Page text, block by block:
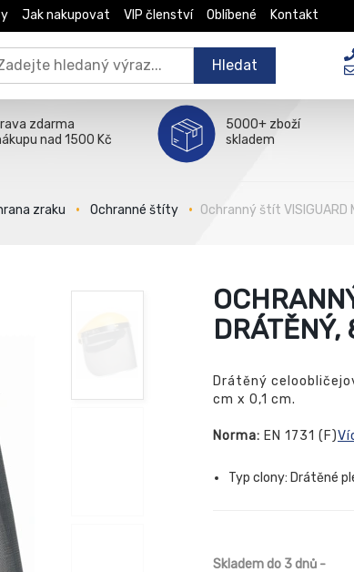
Jak nakupovat VIP členství Oblíbené Kontakt
Hledat
zdarma
nad 1500 Kč
5000+ zboží
skladem
zraku Ochranné štíty Ochranný štít VISIGUARD
DRÁTĚNÝ,
Drátěný
cm x 0,1 cm.
Norma: EN 1731 (F)
Typ clony: Drátěné
Skladem do 3 dnů -